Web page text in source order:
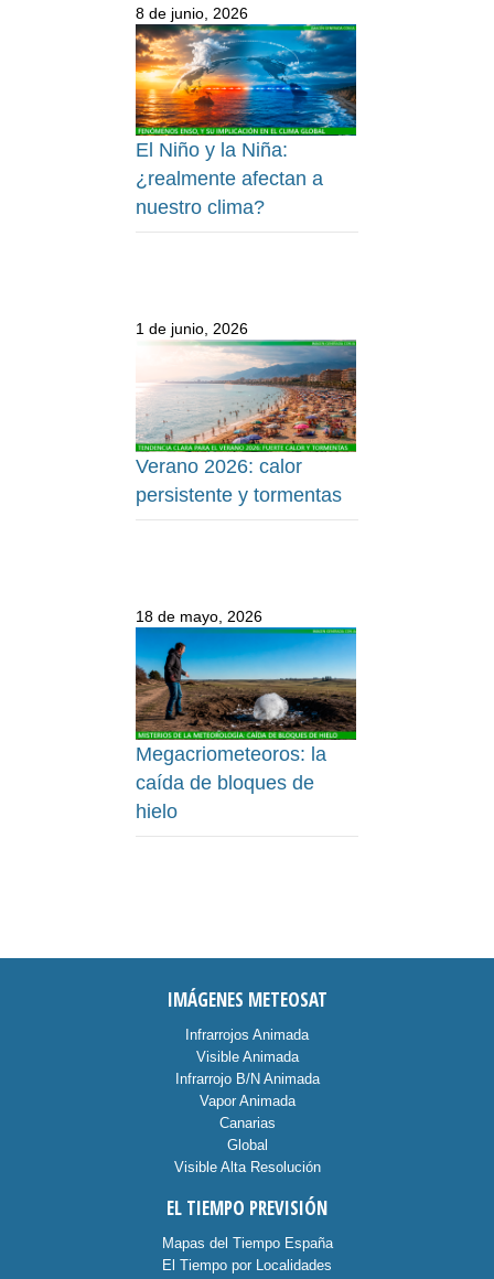
8 de junio, 2026
El Niño y la Niña:
¿realmente afectan a
nuestro clima?
1 de junio, 2026
Verano 2026: calor
persistente y tormentas
18 de mayo, 2026
Megacriometeoros: la
caída de bloques de
hielo
IMÁGENES METEOSAT
Infrarrojos Animada
Visible Animada
Infrarrojo B/N Animada
Vapor Animada
Canarias
Global
Visible Alta Resolución
EL TIEMPO PREVISIÓN
Mapas del Tiempo España
El Tiempo por Localidades